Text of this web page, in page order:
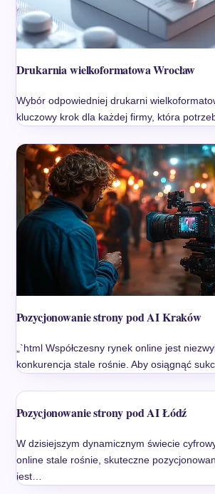
Drukarnia wielkoformatowa Wrocław
Wybór odpowiedniej drukarni
kluczowy krok dla każdej firmy, która
Pozycjonowanie strony pod AI Kraków
„`html Współczesny rynek online jest
konkurencja stale rośnie. Aby osiągnąć
Pozycjonowanie strony pod AI Łódź
W dzisiejszym dynamicznym świecie
online stale rośnie, skuteczne
jest…